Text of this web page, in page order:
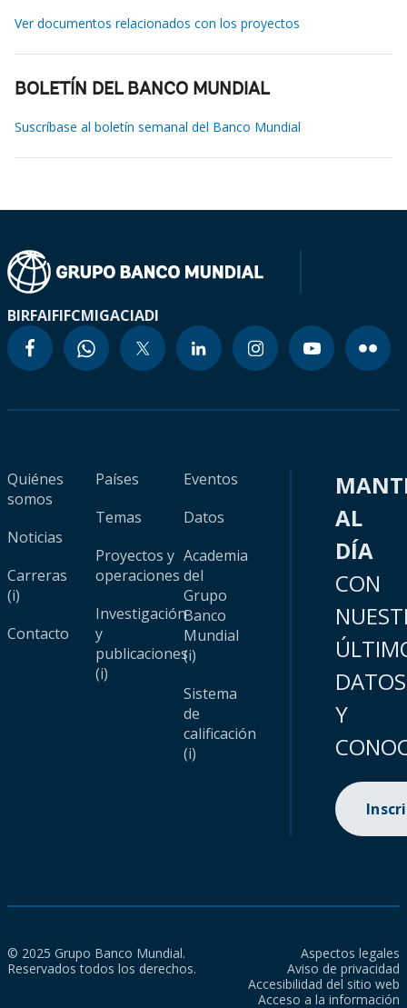
Ver documentos relacionados con los proyectos
BOLETÍN DEL BANCO MUNDIAL
Suscríbase al boletín semanal del Banco Mundial
BIRFAIFIFCMIGACIADI
Quiénes
somos
Noticias
Carreras
(i)
Contacto
Países
Temas
Proyectos y
operaciones
Investigación
y
publicaciones
(i)
Eventos
Datos
Academia
del
Grupo
Banco
Mundial
(i)
Sistema
de
calificación
(i)
AL
DÍA
CON
DATOS
Y
© 2025 Grupo Banco Mundial.
Reservados todos los derechos.
Aspectos legales
Aviso de privacidad
Accesibilidad del sitio web
Acceso a la información